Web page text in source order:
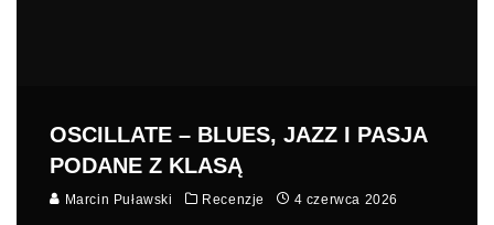
OSCILLATE – BLUES, JAZZ I PASJA
PODANE Z KLASĄ
Marcin Puławski Recenzje 4 czerwca 2026